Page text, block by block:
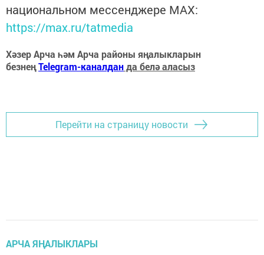
национальном мессенджере MАХ:
https://max.ru/tatmedia
Хәзер Арча һәм Арча районы яңалыкларын
безнеңTelegram-каналданда белә аласыз
Перейти на страницу новости
АРЧА ЯҢАЛЫКЛАРЫ